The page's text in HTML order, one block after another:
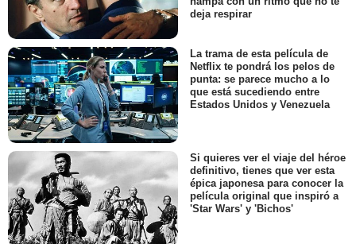
deja respirar
La trama de esta película de
Netflix te pondrá los pelos de
punta: se parece mucho a lo
que está sucediendo entre
Estados Unidos y Venezuela
Si quieres ver el viaje del héroe
definitivo, tienes que ver esta
épica japonesa para conocer la
película original que inspiró a
'Star Wars' y 'Bichos'